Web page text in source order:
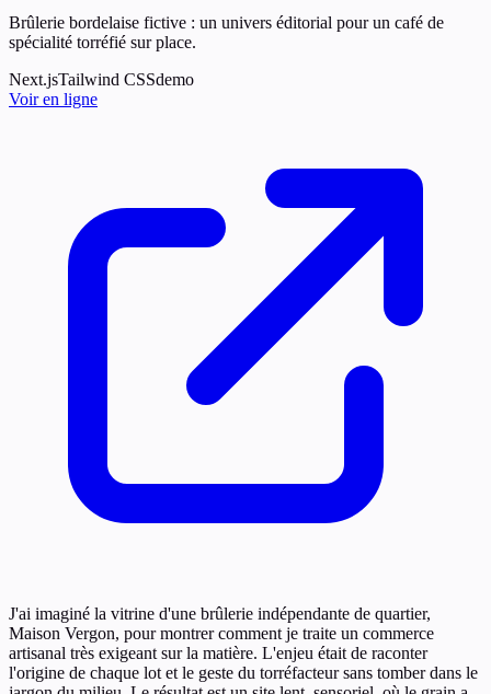
Brûlerie bordelaise fictive : un univers éditorial pour un café de
spécialité torréfié sur place.
Next.jsTailwind CSSdemo
Voir en ligne
J'ai imaginé la vitrine d'une brûlerie indépendante de quartier,
Maison Vergon, pour montrer comment je traite un commerce
artisanal très exigeant sur la matière. L'enjeu était de raconter
l'origine de chaque lot et le geste du torréfacteur sans tomber dans le